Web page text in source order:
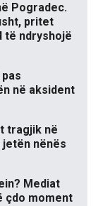
Pogradec.
pritet
të ndryshojë
në aksident
tragjik në
nënës
Mediat
çdo moment